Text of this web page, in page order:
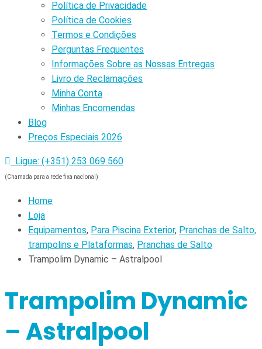
Política de Privacidade
Política de Cookies
Termos e Condições
Perguntas Frequentes
Informações Sobre as Nossas Entregas
Livro de Reclamações
Minha Conta
Minhas Encomendas
Blog
Preços Especiais 2026
Ligue: (+351) 253 069 560
(Chamada para a rede fixa nacional)
Home
Loja
Equipamentos, Para Piscina Exterior, Pranchas de Salto,
trampolins e Plataformas, Pranchas de Salto
Trampolim Dynamic – Astralpool
Trampolim Dynamic
– Astralpool